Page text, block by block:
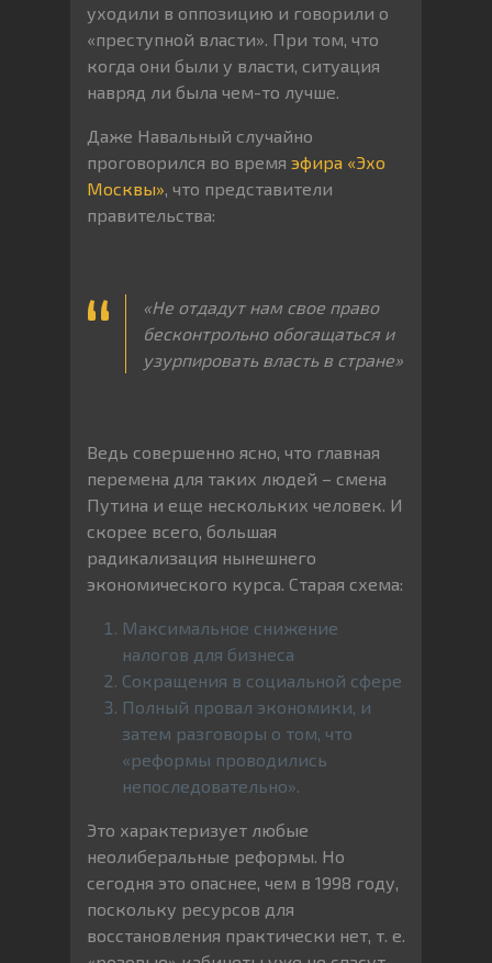
уходили в оппозицию и говорили о
«преступной власти». При том, что
когда они были у власти, ситуация
навряд ли была чем-то лучше.
Даже Навальный случайно
проговорился во время эфира «Эхо
Москвы» , что представители
правительства:
«Не отдадут нам свое право
бесконтрольно обогащаться и
узурпировать власть в стране»
Ведь совершенно ясно, что главная
перемена для таких людей – смена
Путина и еще нескольких человек. И
скорее всего, большая
радикализация нынешнего
экономического курса. Старая схема:
Максимальное снижение
налогов для бизнеса
Сокращения в социальной сфере
Полный провал экономики, и
затем разговоры о том, что
«реформы проводились
непоследовательно».
Это характеризует любые
неолиберальные реформы. Но
сегодня это опаснее, чем в 1998 году,
поскольку ресурсов для
восстановления практически нет, т. е.